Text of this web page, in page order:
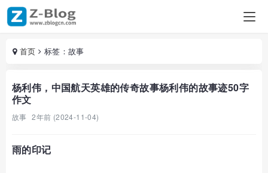
首页 标签：故事
杨利伟，中国航天英雄的传奇故事杨利伟的故事迹50字
作文
故事 2年前 (2024-11-04)
雨的印记